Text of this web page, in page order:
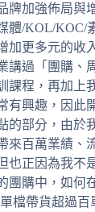
牌加強佈局與
體/KOL/KOC/
加更多元的收
講過「團購、
課程，再加上
有興趣，因此
的部分，由於
來百萬業績、
也正因為我不
團購中，如何
檔帶貨超過百